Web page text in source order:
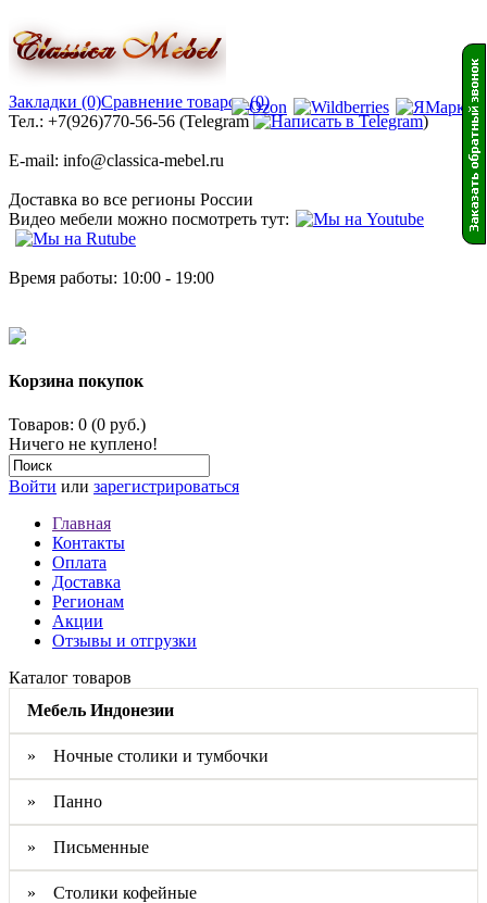
Закладки (0)Сравнение товаров (0)
Тел.: +7(926)770-56-56 (Telegram
)
E-mail: info@classica-mebel.ru
Доставка во все регионы России
Видео мебели можно посмотреть тут:
Время работы: 10:00 - 19:00
Корзина покупок
Товаров: 0 (0 руб.)
Ничего не куплено!
Войти или зарегистрироваться
Главная
Контакты
Оплата
Доставка
Регионам
Акции
Отзывы и отгрузки
Каталог товаров
Мебель Индонезии
» Ночные столики и тумбочки
» Панно
» Письменные
» Столики кофейные